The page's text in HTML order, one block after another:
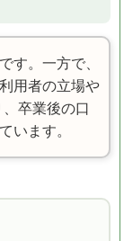
す。一方で、
用者の立場や
卒業後の口
います。